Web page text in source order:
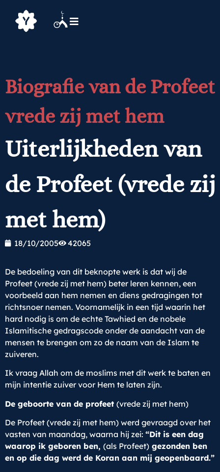
Biografie van de Profeet
vrede zij met hem
Uiterlijkheden van
de Profeet (vrede zij
met hem)
18/10/2005 42065
De bedoeling van dit beknopte werk is dat wij de
Profeet (vrede zij met hem) beter leren kennen, een
voorbeeld aan hem nemen en diens gedragingen tot
richtsnoer nemen. Voornamelijk in een tijd waarin het
hard nodig is om de echte Tawhied en de nobele
Islamitische gedragscode onder de aandacht van de
mensen te brengen om zo de naam van de Islam te
zuiveren.
Ik vraag Allah om de moslims met dit werk te baten en
mijn intentie zuiver voor Hem te laten zijn.
De geboorte van de profeet (vrede zij met hem)
De Profeet (vrede zij met hem) werd gevraagd over het
vasten van maandag, waarna hij zei: “Dit is een dag
waarop ik geboren ben, (als Profeet) gezonden ben
en op die dag werd de Koran aan mij geopenbaard.”